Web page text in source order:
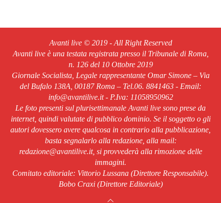
Avanti live © 2019 - All Right Reserved
Avanti live è una testata registrata presso il Tribunale di Roma,
n. 126 del 10 Ottobre 2019
Giornale Socialista, Legale rappresentante Omar Simone – Via
del Bufalo 138A, 00187 Roma – Tel.06. 8841463 - Email:
info@avantilive.it - P.Iva: 11058950962
Le foto presenti sul plurisettimanale Avanti live sono prese da
internet, quindi valutate di pubblico dominio. Se il soggetto o gli
autori dovessero avere qualcosa in contrario alla pubblicazione,
basta segnalarlo alla redazione, alla mail:
redazione@avantilive.it, si provvederà alla rimozione delle
immagini.
Comitato editoriale: Vittorio Lussana (Direttore Responsabile).
Bobo Craxi (Direttore Editoriale)